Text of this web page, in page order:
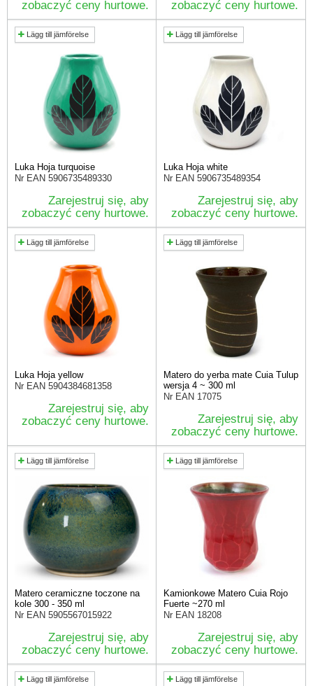
zobaczyć ceny hurtowe. zobaczyć ceny hurtowe.
Lägg till jämförelse
Luka Hoja turquoise
Nr EAN 5906735489330
Zarejestruj się, aby
zobaczyć ceny hurtowe.
Lägg till jämförelse
Luka Hoja white
Nr EAN 5906735489354
Zarejestruj się, aby
zobaczyć ceny hurtowe.
Lägg till jämförelse
Luka Hoja yellow
Nr EAN 5904384681358
Zarejestruj się, aby
zobaczyć ceny hurtowe.
Lägg till jämförelse
Matero do yerba mate Cuia Tulup
wersja 4 ~ 300 ml
Nr EAN 17075
Zarejestruj się, aby
zobaczyć ceny hurtowe.
Lägg till jämförelse
Matero ceramiczne toczone na
kole 300 - 350 ml
Nr EAN 5905567015922
Zarejestruj się, aby
zobaczyć ceny hurtowe.
Lägg till jämförelse
Kamionkowe Matero Cuia Rojo
Fuerte ~270 ml
Nr EAN 18208
Zarejestruj się, aby
zobaczyć ceny hurtowe.
Lägg till jämförelse Lägg till jämförelse